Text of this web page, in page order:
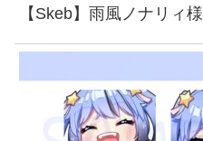
【Skeb】雨風ノナリィ様